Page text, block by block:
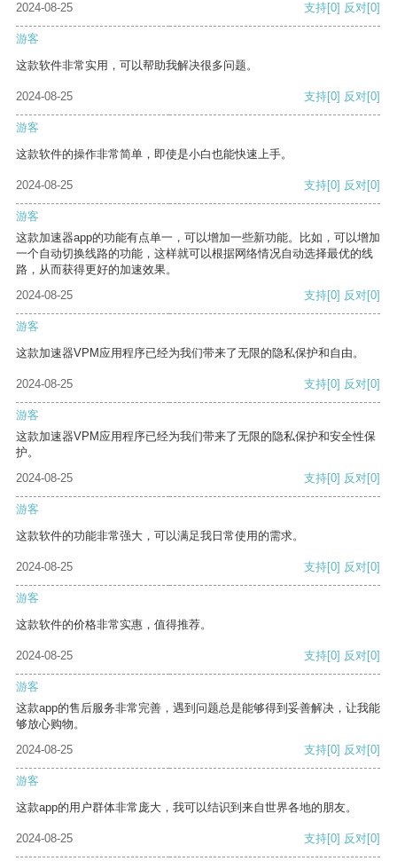
2024-08-25
支持[0] 反对[0]
游客
这款软件非常实用，可以帮助我解决很多问题。
2024-08-25 支持[0] 反对[0]
游客
这款软件的操作非常简单，即使是小白也能快速上手。
2024-08-25 支持[0] 反对[0]
游客
这款加速器app的功能有点单一，可以增加一些新功能。比如，可以增加
一个自动切换线路的功能，这样就可以根据网络情况自动选择最优的线
路，从而获得更好的加速效果。
2024-08-25
支持[0] 反对[0]
游客
这款加速器VPM应用程序已经为我们带来了无限的隐私保护和自由。
2024-08-25 支持[0] 反对[0]
游客
这款加速器VPM应用程序已经为我们带来了无限的隐私保护和安全性保
护。
2024-08-25
支持[0] 反对[0]
游客
这款软件的功能非常强大，可以满足我日常使用的需求。
2024-08-25 支持[0] 反对[0]
游客
这款软件的价格非常实惠，值得推荐。
2024-08-25 支持[0] 反对[0]
游客
这款app的售后服务非常完善，遇到问题总是能够得到妥善解决，让我能
够放心购物。
2024-08-25
支持[0] 反对[0]
游客
这款app的用户群体非常庞大，我可以结识到来自世界各地的朋友。
2024-08-25 支持[0] 反对[0]